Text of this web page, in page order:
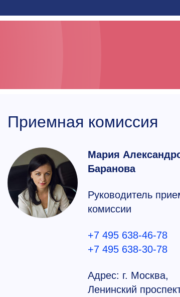
Приемная комиссия
Мария
Баранова
Руководитель
комиссии
+7 495 638-46-78
+7 495 638-30-78
Адрес: г. Москва,
Ленинский